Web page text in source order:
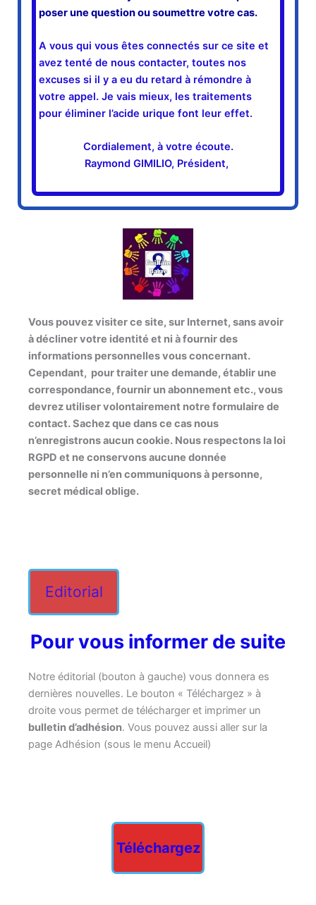
poser une question ou soumettre votre cas.
A vous qui vous êtes connectés sur ce site et
avez tenté de nous contacter, toutes nos
excuses si il y a eu du retard à rémondre à
votre appel. Je vais mieux, les traitements
pour éliminer l’acide urique font leur effet.
Cordialement, à votre écoute.
Raymond GIMILIO, Président,
Vous pouvez visiter ce site, sur Internet, sans avoir
à décliner votre identité et ni à fournir des
informations personnelles vous concernant.
Cependant, pour traiter une demande, établir une
correspondance, fournir un abonnement etc., vous
devrez utiliser volontairement notre formulaire de
contact. Sachez que dans ce cas nous
n’enregistrons aucun cookie. Nous respectons la loi
RGPD et ne conservons aucune donnée
personnelle ni n’en communiquons à personne,
secret médical oblige.
Editorial
Pour vous informer de suite
Notre éditorial (bouton à gauche) vous donnera es
dernières nouvelles. Le bouton « Téléchargez » à
droite vous permet de télécharger et imprimer un
bulletin d’adhésion. Vous pouvez aussi aller sur la
page Adhésion (sous le menu Accueil)
Téléchargez